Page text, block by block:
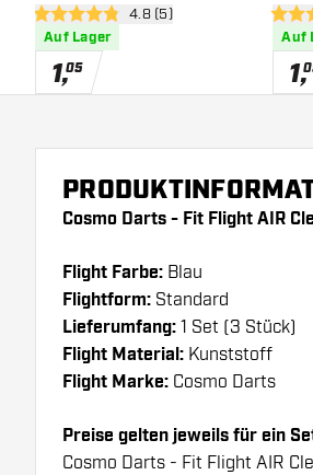
Flights
Bewertungsbereich öffnen
4.8 Bewertungssterne
4.8 (5)
Auf Lager
1,05
5
Auf
1,
Cosmo Darts - Fit Flight AIR
Flight Farbe: Blau
Flightform: Standard
Lieferumfang: 1 Set (3 Stück)
Flight Material: Kunststoff
Flight Marke: Cosmo Darts
Preise gelten jeweils für ein
Cosmo Darts - Fit Flight AIR